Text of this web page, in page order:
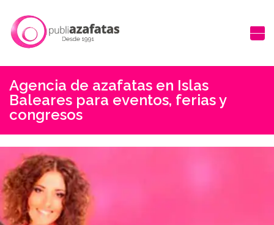
Agencia de azafatas en Islas
Baleares para eventos, ferias y
congresos